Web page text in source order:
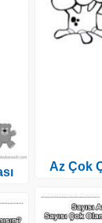
Az Çok